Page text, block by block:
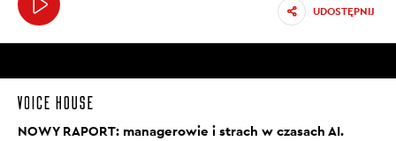
UDOSTĘPNIJ
NOWY RAPORT: managerowie i strach w czasach AI.